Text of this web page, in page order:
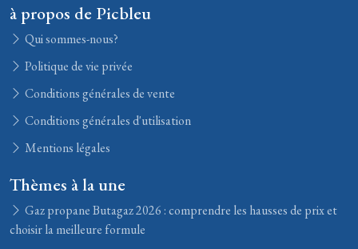
à propos de Picbleu
Qui sommes-nous?
Politique de vie privée
Conditions générales de vente
Conditions générales d'utilisation
Mentions légales
Thèmes à la une
Gaz propane Butagaz 2026 : comprendre les hausses de prix et
choisir la meilleure formule